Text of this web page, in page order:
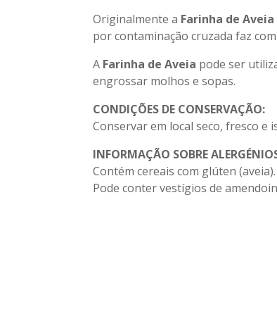
Originalmente a Farinha de Aveia
por contaminação cruzada faz
A Farinha de Aveia pode ser
engrossar molhos e sopas.
CONDIÇÕES DE CONSERVAÇÃO:
Conservar em local seco, fresco e
INFORMAÇÃO SOBRE
Contém cereais com glúten (aveia).
Pode conter vestígios de